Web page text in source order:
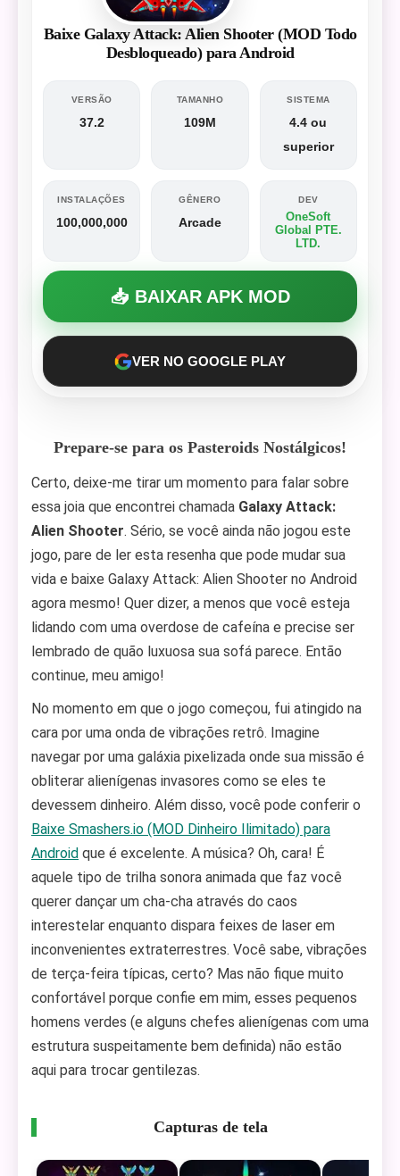
Baixe Galaxy Attack: Alien Shooter (MOD Todo
Desbloqueado) para Android
VERSÃO
37.2
TAMANHO
109M
SISTEMA
4.4 ou
superior
INSTALAÇÕES
100,000,000
GÊNERO
Arcade
DEV
OneSoft
Global PTE.
LTD.
📥 BAIXAR APK MOD
VER NO GOOGLE PLAY
Prepare-se para os Pasteroids Nostálgicos!
Certo, deixe-me tirar um momento para falar sobre
essa joia que encontrei chamada Galaxy Attack:
Alien Shooter. Sério, se você ainda não jogou este
jogo, pare de ler esta resenha que pode mudar sua
vida e baixe Galaxy Attack: Alien Shooter no Android
agora mesmo! Quer dizer, a menos que você esteja
lidando com uma overdose de cafeína e precise ser
lembrado de quão luxuosa sua sofá parece. Então
continue, meu amigo!
No momento em que o jogo começou, fui atingido na
cara por uma onda de vibrações retrô. Imagine
navegar por uma galáxia pixelizada onde sua missão é
obliterar alienígenas invasores como se eles te
devessem dinheiro. Além disso, você pode conferir o
Baixe Smashers.io (MOD Dinheiro Ilimitado) para
Android que é excelente. A música? Oh, cara! É
aquele tipo de trilha sonora animada que faz você
querer dançar um cha-cha através do caos
interestelar enquanto dispara feixes de laser em
inconvenientes extraterrestres. Você sabe, vibrações
de terça-feira típicas, certo? Mas não fique muito
confortável porque confie em mim, esses pequenos
homens verdes (e alguns chefes alienígenas com uma
estrutura suspeitamente bem definida) não estão
aqui para trocar gentilezas.
Capturas de tela